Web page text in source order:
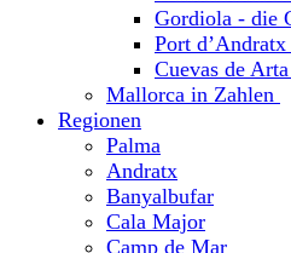
Gordiola - die
Port
Cuevas de
Mallorca in Zahlen
Regionen
Palma
Andratx
Banyalbufar
Cala Major
Camp de Mar